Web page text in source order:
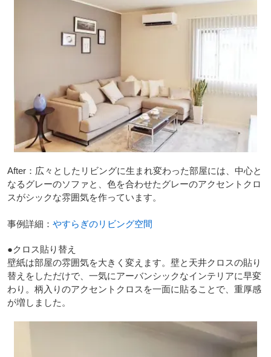
After：広々としたリビングに生まれ変わった部屋には、中心と
なるグレーのソファと、色を合わせたグレーのアクセントクロ
スがシックな雰囲気を作っています。
事例詳細： やすらぎのリビング空間
●クロス貼り替え
壁紙は部屋の雰囲気を大きく変えます。壁と天井クロスの貼り
替えをしただけで、一気にアーバンシックなインテリアに早変
わり。柄入りのアクセントクロスを一面に貼ることで、重厚感
が増しました。